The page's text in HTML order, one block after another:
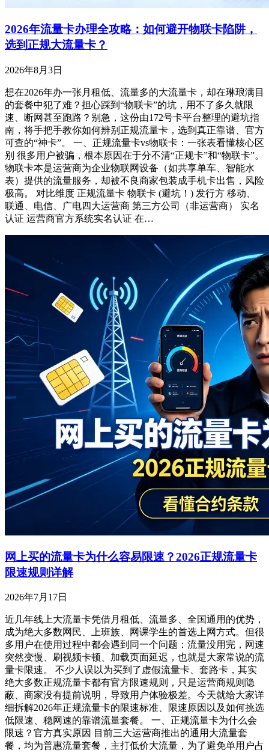
2026年流量卡办理全攻略：如何避开物联卡陷阱，
选到正规大流量卡？
2026年8月3日
想在2026年办一张月租低、流量多的大流量卡，却在琳琅满目
的套餐中犯了难？担心踩到“物联卡”的坑，用不了多久就限
速、断网甚至跑路？别急，这份由172号卡平台整理的避坑指
南，将手把手教你如何辨别正规流量卡，选到真正靠谱、官方
可查的“神卡”。 一、正规流量卡vs物联卡：一张表看懂核心区
别 很多用户被骗，根本原因在于分不清“正规卡”和“物联卡”。
物联卡本是运营商为企业物联网设备（如共享单车、智能水
表）提供的流量服务，却被不良商家包装成手机卡出售，风险
极高。 对比维度 正规流量卡 物联卡 (避坑！) 发行方 移动、
联通、电信、广电四大运营商 第三方公司（非运营商） 实名
认证 运营商官方系统实名认证 在…
网上买的流量卡为什么容易限速？2026正规流量卡
限速规则详解
2026年7月17日
近几年线上大流量卡凭借月租低、流量多、全国通用的优势，
成为绝大多数网民、上班族、网课学生的首选上网方式。但很
多用户在使用过程中都会遇到同一个问题：流量没用完，网速
突然变慢、刷视频卡顿、加载页面延迟，也就是大家常说的流
量卡限速。 不少人误以为买到了虚假流量卡、套路卡，其实
绝大多数正规流量卡都有官方限速规则，只是运营商规则隐
蔽、商家没有提前说明，导致用户体验极差。今天就给大家详
细拆解2026年正规流量卡的限速标准、限速原因以及如何挑选
低限速、稳网速的靠谱流量套餐。 一、正规流量卡为什么会
限速？官方真实原因 目前三大运营商推出的通用大流量套
餐，均为普惠流量套餐，主打低价大流量，为了避免单用户占